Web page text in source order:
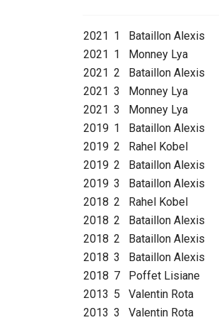
2021 1 Bataillon Alexis
2021 1 Monney Lya
2021 2 Bataillon Alexis
2021 3 Monney Lya
2021 3 Monney Lya
2019 1 Bataillon Alexis
2019 2 Rahel Kobel
2019 2 Bataillon Alexis
2019 3 Bataillon Alexis
2018 2 Rahel Kobel
2018 2 Bataillon Alexis
2018 2 Bataillon Alexis
2018 3 Bataillon Alexis
2018 7 Poffet Lisiane
2013 5 Valentin Rota
2013 3 Valentin Rota